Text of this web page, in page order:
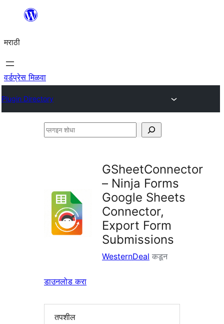
सामुग्रीवर
मराठी
वर्डप्रेस मिळवा
Plugin Directory
प्लगइन
GSheetConnector
– Ninja Forms
Google Sheets
Connector,
Export Form
Submissions
WesternDeal कडून
डाउनलोड करा
तपशील